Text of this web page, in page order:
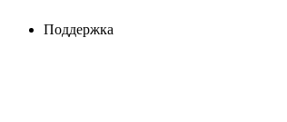
Поддержка